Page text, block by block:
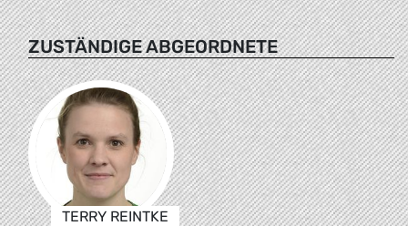
ZUSTÄNDIGE ABGEORDNETE
TERRY REINTKE